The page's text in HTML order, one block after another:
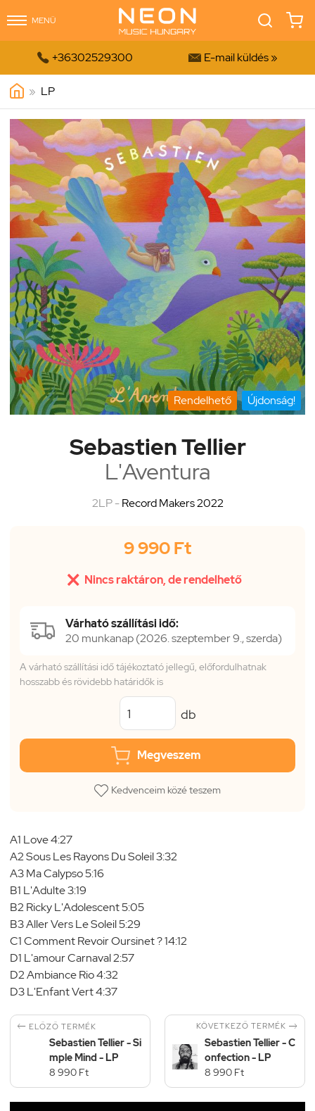
MENÜ
 +36302529300  E-mail küldés »
» LP
Rendelhető Újdonság!
Sebastien Tellier
L'Aventura
2LP -Record Makers 2022
9 990 Ft
 Nincs raktáron, de rendelhető
Várható szállítási idő:
20 munkanap (2026. szeptember 9., szerda)
A várható szállítási idő tájékoztató jellegű, előfordulhatnak
hosszabb és rövidebb határidők is
db
Megveszem
Kedvenceim közé teszem
A1 Love 4:27
A2 Sous Les Rayons Du Soleil 3:32
A3 Ma Calypso 5:16
B1 L'Adulte 3:19
B2 Ricky L'Adolescent 5:05
B3 Aller Vers Le Soleil 5:29
C1 Comment Revoir Oursinet ? 14:12
D1 L'amour Carnaval 2:57
D2 Ambiance Rio 4:32
D3 L'Enfant Vert 4:37
 ELŐZŐ TERMÉK
Sebastien Tellier - Si
mple Mind - LP
8 990 Ft
KÖVETKEZŐ TERMÉK 
Sebastien Tellier - C
onfection - LP
8 990 Ft